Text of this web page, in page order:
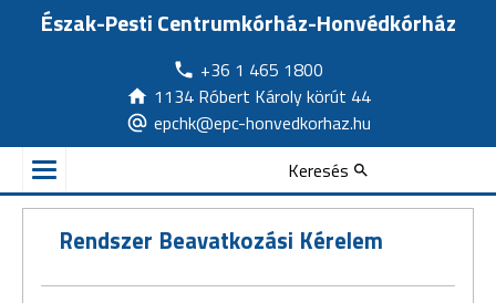
Észak-Pesti Centrumkórház-Honvédkórház
+36 1 465 1800
1134 Róbert Károly körút 44
epchk@epc-honvedkorhaz.hu
Keresés
Rendszer Beavatkozási Kérelem